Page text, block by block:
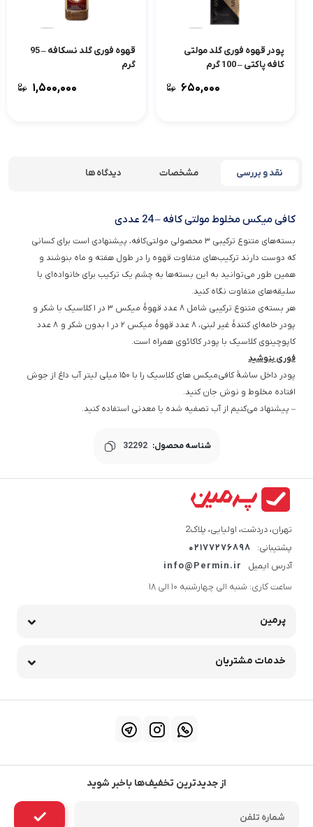
پودر قهوه فوری گلد مولتی
کافه پاکتی – 100 گرم
۶۵۰,۰۰۰
قهوه فوری گلد نسکافه – 95
گرم
۱,۵۰۰,۰۰۰
نقد و بررسی مشخصات دیدگاه ها
کافی میکس مخلوط مولتی کافه – 24 عددی
بسته‌های متنوع ترکیبی ۳ محصولی مولتی‌کافه، پیشنهادی است برای کسانی
که دوست دارند ترکیب‌های متفاوت قهوه را در طول هفته و ماه بنوشند و
همین طور می‌توانید به این بسته‌ها به چشم‌ یک ترکیب برای خانواده‌ای با
سلیقه‌های متفاوت نگاه کنید.
هر بسته‌ی متنوع ترکیبی شامل ۸ عدد قهوهٔ میکس ۳ در ۱ کلاسیک با شکر و
پودر خامه‌ای کنندهٔ غیر لبنی، ۸ عدد قهوهٔ میکس ۲ در ۱ بدون شکر و ۸ عدد
کاپوچینوی کلاسیک با پودر کاکائوی همراه است.
فوری بنوشید
پودر داخل ساشهٔ کافی‌میکس ­های کلاسیک را با ۱۵۰ میلی لیتر آب داغ از جوش
افتاده مخلوط و نوش جان کنید.
– پیشنهاد می‌کنیم از آب تصفیه شده یا معدنی استفاده کنید.
شناسه محصول: 32292
تهران، دردشت، اولیایی، پلاک2
پشتیبانی:
02177276898
آدرس ایمیل
info@Permin.ir
ساعت کاری: شنبه الی چهارشنبه 10 الی 18
پرمین
خدمات مشتریان
از جدیدترین تخفیف‌ها باخبر شوید